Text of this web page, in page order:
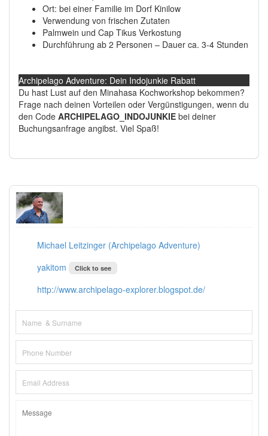
Ort: bei einer Familie im Dorf Kinilow
Verwendung von frischen Zutaten
Palmwein und Cap Tikus Verkostung
Durchführung ab 2 Personen – Dauer ca. 3-4 Stunden
Archipelago Adventure: Dein Indojunkie Rabatt
Du hast Lust auf den Minahasa Kochworkshop bekommen?
Frage nach deinen Vorteilen oder Vergünstigungen, wenn du
den Code ARCHIPELAGO_INDOJUNKIE bei deiner
Buchungsanfrage angibst. Viel Spaß!
Michael Leitzinger (Archipelago Adventure)
yakitom
Click to see
http://www.archipelago-explorer.blogspot.de/